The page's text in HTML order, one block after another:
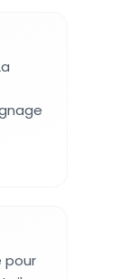
pour